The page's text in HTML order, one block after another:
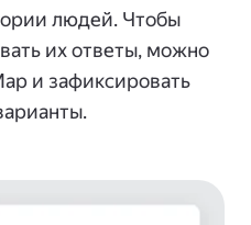
людей. Чтобы
их ответы, можно
и зафиксировать